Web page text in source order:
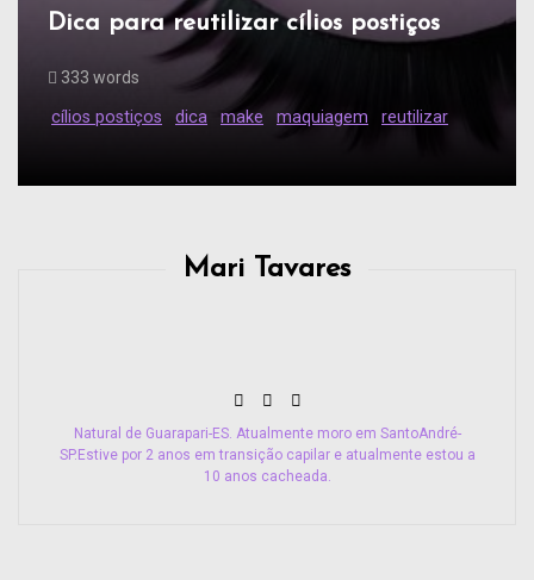
Dica para reutilizar cílios postiços
333 words
cílios postiços dica make maquiagem reutilizar
Mari Tavares
Natural de Guarapari-ES. Atualmente moro em SantoAndré-
SP.Estive por 2 anos em transição capilar e atualmente estou a
10 anos cacheada.